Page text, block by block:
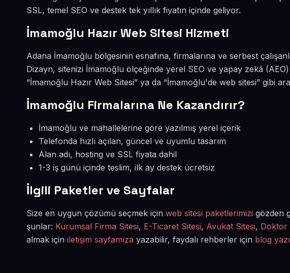
SSL, temel SEO ve destek tek yıllık fiyatın içinde geliyor.
İmamoğlu Hazır Web Sitesi Hizmeti
Adana İmamoğlu bölgesinin esnafına, firmalarına ve serbest
Dizayn, sitenizi İmamoğlu ölçeğinde yerel SEO ve yapay zekâ
“İmamoğlu Hazır Web Sitesi” ya da “İmamoğlu'de web sitesi” gibi
İmamoğlu Firmalarına Ne Kazandırır?
İmamoğlu ve mahallelerine göre yazılmış yerel içerik
Telefonda hızlı açılan, güncel ve uyumlu tasarım
Alan adı, hosting ve SSL fiyata dahil
1-3 iş günü içinde teslim, ilk ay destek ücretsiz
İlgili Paketler ve Sayfalar
Size en uygun çözümü seçmek için web sitesi paketlerimizi gözden
şunlar: Kurumsal Firma Sitesi, E-Ticaret Sitesi, Avukat Sitesi, Doktor
almak için iletişim sayfamıza yazabilir, faydalı rehberler için blog